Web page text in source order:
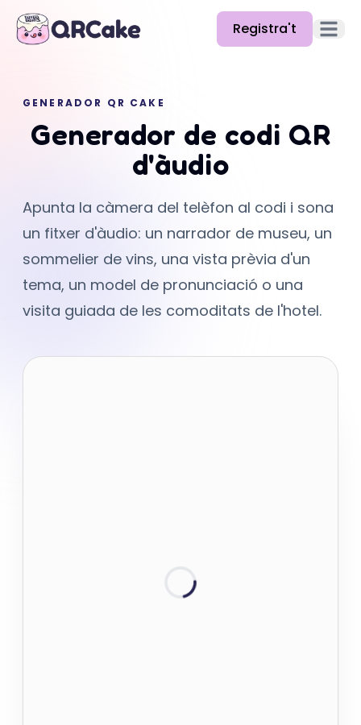
Registra't Obre
Preus
Blog
Ajuda
API
GENERADOR QR CAKE
Generador de codi QR
d'àudio
Apunta la càmera del telèfon al codi i sona
un fitxer d'àudio: un narrador de museu, un
sommelier de vins, una vista prèvia d'un
tema, un model de pronunciació o una
visita guiada de les comoditats de l'hotel.